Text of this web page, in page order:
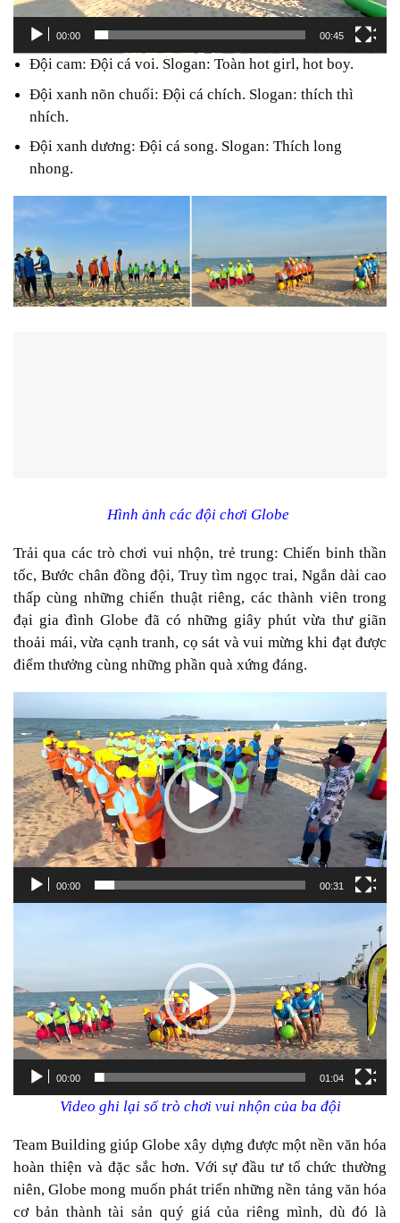
00:00 00:45
Đội cam: Đội cá voi. Slogan: Toàn hot girl, hot boy.
Đội xanh nõn chuối: Đội cá chích. Slogan: thích thì
nhích.
Đội xanh dương: Đội cá song. Slogan: Thích long
nhong.
Hình ảnh các đội chơi Globe
Trải qua các trò chơi vui nhộn, trẻ trung: Chiến binh thần
tốc, Bước chân đồng đội, Truy tìm ngọc trai, Ngắn dài cao
thấp cùng những chiến thuật riêng, các thành viên trong
đại gia đình Globe đã có những giây phút vừa thư giãn
thoải mái, vừa cạnh tranh, cọ sát và vui mừng khi đạt được
điểm thưởng cùng những phần quà xứng đáng.
chơi
Video
00:00 00:31
00:00 01:04
Video ghi lại số trò chơi vui nhộn của ba đội
Team Building giúp Globe xây dựng được một nền văn hóa
hoàn thiện và đặc sắc hơn. Với sự đầu tư tổ chức thường
niên, Globe mong muốn phát triển những nền tảng văn hóa
cơ bản thành tài sản quý giá của riêng mình, dù đó là